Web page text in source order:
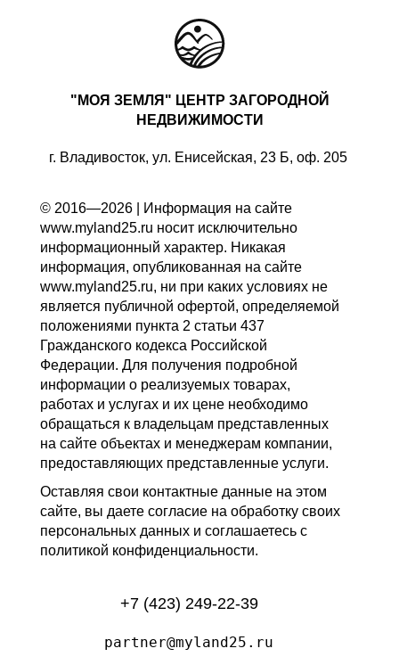
"МОЯ ЗЕМЛЯ" ЦЕНТР ЗАГОРОДНОЙ
НЕДВИЖИМОСТИ
г. Владивосток, ул. Енисейская, 23 Б, оф. 205
© 2016—2026 | Информация на сайте
www.myland25.ru носит исключительно
информационный характер. Никакая
информация, опубликованная на сайте
www.myland25.ru, ни при каких условиях не
является публичной офертой, определяемой
положениями пункта 2 статьи 437
Гражданского кодекса Российской
Федерации. Для получения подробной
информации о реализуемых товарах,
работах и услугах и их цене необходимо
обращаться к владельцам представленных
на сайте объектах и менеджерам компании,
предоставляющих представленные услуги.
Оставляя свои контактные данные на этом
сайте, вы даете согласие на обработку своих
персональных данных и соглашаетесь с
политикой конфиденциальности.
+7 (423) 249-22-39
partner@myland25.ru